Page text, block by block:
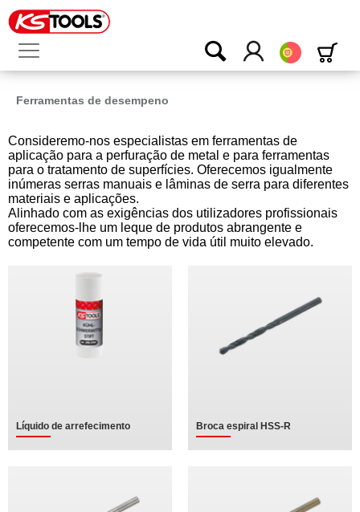
Português
Ferramentas de desempeno
Consideremo-nos especialistas em ferramentas de
aplicação para a perfuração de metal e para ferramentas
para o tratamento de superfícies. Oferecemos igualmente
inúmeras serras manuais e lâminas de serra para diferentes
materiais e aplicações.
Alinhado com as exigências dos utilizadores profissionais
oferecemos-lhe um leque de produtos abrangente e
competente com um tempo de vida útil muito elevado.
Líquido de arrefecimento Broca espiral HSS-R